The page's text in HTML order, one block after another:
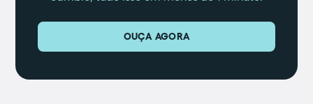
OUÇA AGORA